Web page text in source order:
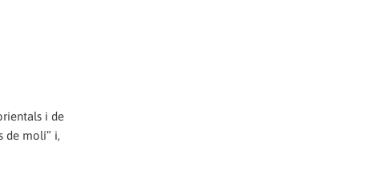
i de
de molí” i,